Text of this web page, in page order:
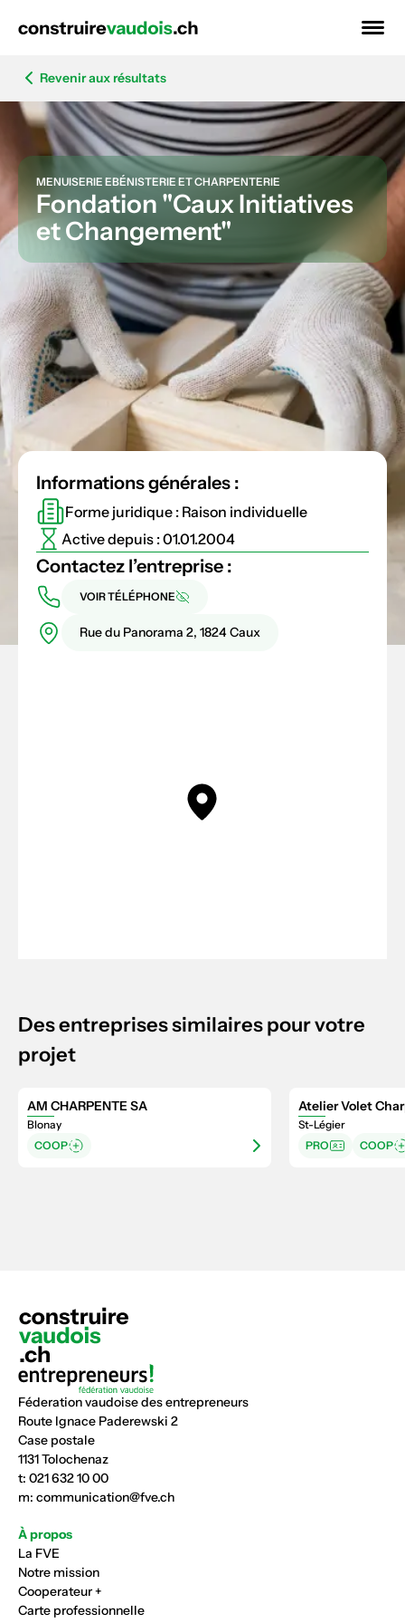
Revenir aux résultats
MENUISERIE EBÉNISTERIE ET CHARPENTERIE
Fondation "Caux Initiatives
et Changement"
Informations générales :
Forme juridique : Raison individuelle
Active depuis : 01.01.2004
Contactez l’entreprise :
VOIR TÉLÉPHONE
Rue du Panorama 2, 1824 Caux
Des entreprises similaires pour votre
projet
AM CHARPENTE SA
Blonay
COOP
Atelier Volet
St-Légier
PRO
COOP
Féderation vaudoise des entrepreneurs
Route Ignace Paderewski 2
Case postale
1131 Tolochenaz
t: 021 632 10 00
m: communication@fve.ch
À propos
La FVE
Notre mission
Cooperateur +
Carte professionnelle